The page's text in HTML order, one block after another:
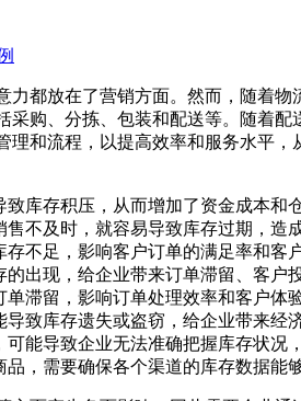
都放在了营销方面。然而，随着
购、分拣、包装和配送等。随着
和流程，以提高效率和服务水平
库存积压，从而增加了资金成本和
不及时，就容易导致库存过期，造成
不足，影响客户订单的满足率和客
出现，给企业带来订单滞留、客户
滞留，影响订单处理效率和客户体验
致库存遗失或盗窃，给企业带来经
能导致企业无法准确把握库存状况
，需要确保各个渠道的库存数据能